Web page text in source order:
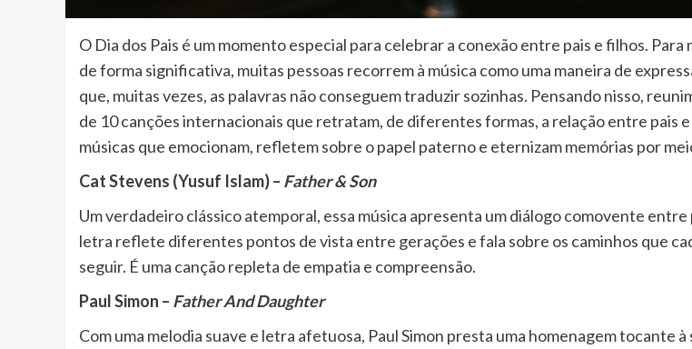
O Dia dos Pais é um momento especial para celebrar a conexão entre pais e filhos. Para
de forma significativa, muitas pessoas recorrem à música como uma maneira de
que, muitas vezes, as palavras não conseguem traduzir sozinhas. Pensando nisso,
de 10 canções internacionais que retratam, de diferentes formas, a relação entre pais e
músicas que emocionam, refletem sobre o papel paterno e eternizam memórias por
Cat Stevens (Yusuf Islam) – Father & Son
Um verdadeiro clássico atemporal, essa música apresenta um diálogo comovente entre
letra reflete diferentes pontos de vista entre gerações e fala sobre os caminhos que
seguir. É uma canção repleta de empatia e compreensão.
Paul Simon – Father And Daughter
Com uma melodia suave e letra afetuosa, Paul Simon presta uma homenagem tocante à